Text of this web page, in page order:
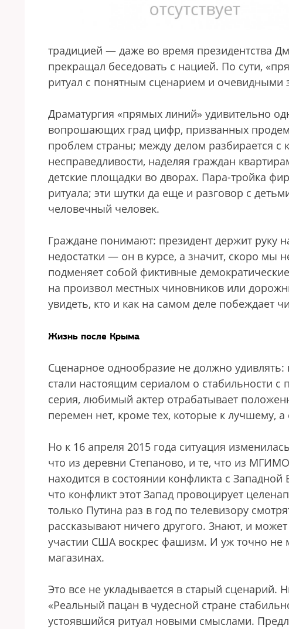
традицией — даже во время президентства
прекращал беседовать с нацией. По сути,
ритуал с понятным сценарием и очевидными
Драматургия «прямых линий» удивительно
вопрошающих град цифр, призванных
проблем страны; между делом разбирается
несправедливости, наделяя граждан
детские площадки во дворах. Пара-тройка
ритуала; эти шутки да еще и разговор с
человечный человек.
Граждане понимают: президент держит руку
недостатки — он в курсе, а значит, скоро мы
подменяет собой фиктивные
на произвол местных чиновников или
увидеть, кто и как на самом деле побеждает
Жизнь после Крыма
Сценарное однообразие не должно
стали настоящим сериалом о стабильности
серия, любимый актер отрабатывает
перемен нет, кроме тех, которые к лучшему,
Но к 16 апреля 2015 года ситуация
что из деревни Степаново, и те, что из
находится в состоянии конфликта с
что конфликт этот Запад провоцирует
только Путина раз в год по телевизору
рассказывают ничего другого. Знают, и
участии США воскрес фашизм. И уж точно не
магазинах.
Это все не укладывается в старый сценарий.
«Реальный пацан в чудесной стране
устоявшийся ритуал новыми смыслами.